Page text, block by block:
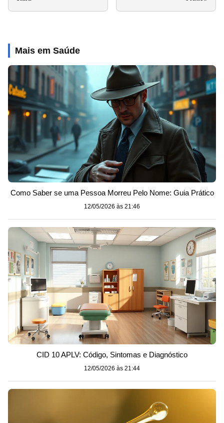
Mais em Saúde
Como Saber se uma Pessoa Morreu Pelo Nome: Guia Prático
12/05/2026 às 21:46
CID 10 APLV: Código, Sintomas e Diagnóstico
12/05/2026 às 21:44